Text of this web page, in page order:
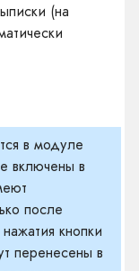
(на
в модуле
включены в
после
кнопки
перенесены в